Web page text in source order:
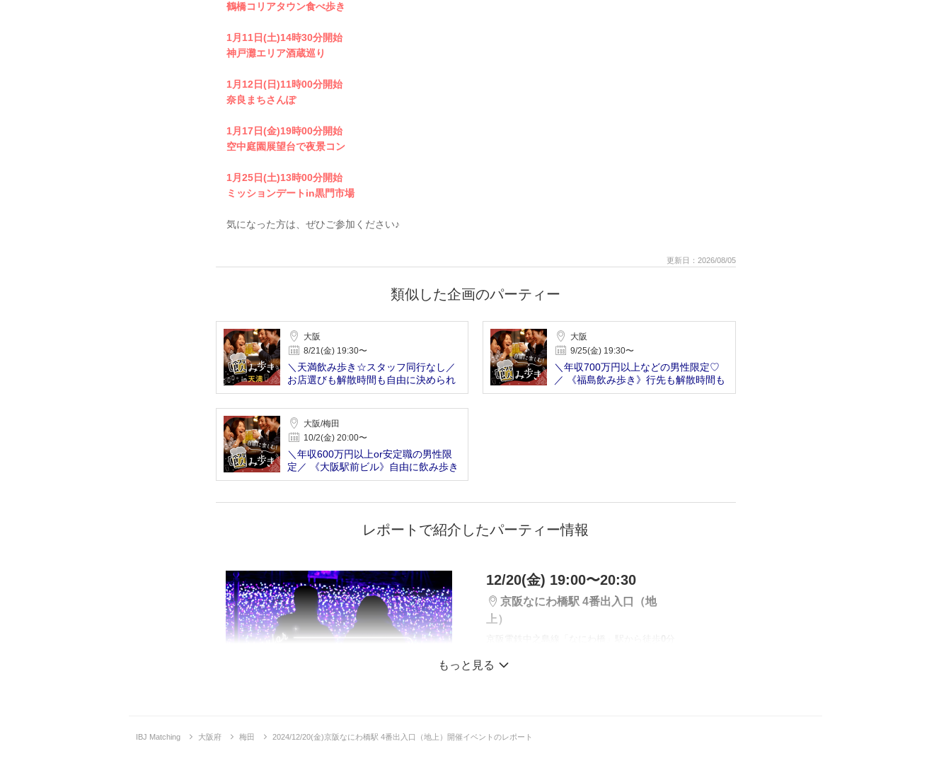
鶴橋コリアタウン食べ歩き
1月11日(土)14時30分開始
神戸灘エリア酒蔵巡り
1月12日(日)11時00分開始
奈良まちさんぽ
1月17日(金)19時00分開始
空中庭園展望台で夜景コン
1月25日(土)13時00分開始
ミッションデートin黒門市場
気になった方は、ぜひご参加ください♪
更新日：2026/08/05
類似した企画のパーティー
大阪
8/21(金) 19:30〜
＼天満飲み歩き☆スタッフ同行なし／
お店選びも解散時間も自由に決められ
る♪
大阪
9/25(金) 19:30〜
＼年収700万円以上などの男性限定♡
／ 《福島飲み歩き》行先も解散時間も
自由！
大阪/梅田
10/2(金) 20:00〜
＼年収600万円以上or安定職の男性限
定／ 《大阪駅前ビル》自由に飲み歩き
コン
レポートで紹介したパーティー情報
12/20(金) 19:00〜20:30
京阪なにわ橋駅 4番出入口（地
上）
《大阪・光の饗宴in中之島》追加
ス！／
もっと見る
IBJ Matching 大阪府 梅田 2024/12/20(金)京阪なにわ橋駅 4番出入口（地上）開催イベントのレポート